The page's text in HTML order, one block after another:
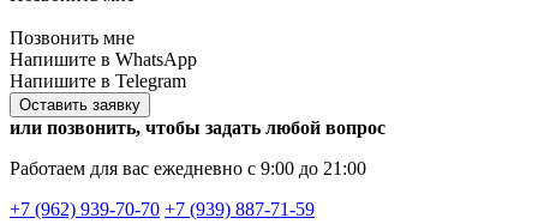
Позвонить мне
Напишите в WhatsApp
Напишите в Telegram
Оставить заявку
или позвонить, чтобы задать любой вопрос
Работаем для вас ежедневно с 9:00 до 21:00
+7 (962) 939-70-70 +7 (939) 887-71-59